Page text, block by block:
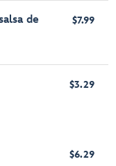
de
$7.99
$3.29
$6.29